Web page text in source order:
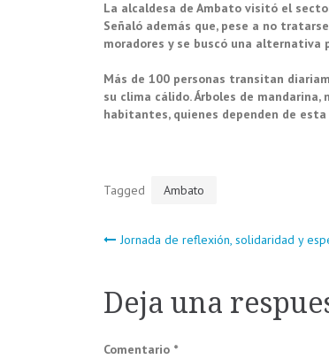
La alcaldesa de Ambato visitó el
Señaló además que, pese a no
moradores y se buscó una
Más de 100 personas transitan
su clima cálido. Árboles de
habitantes, quienes dependen de
Tagged Ambato
Navegación
de
entradas
Jornada de reflexión, solidaridad y
Deja una
Comentario *